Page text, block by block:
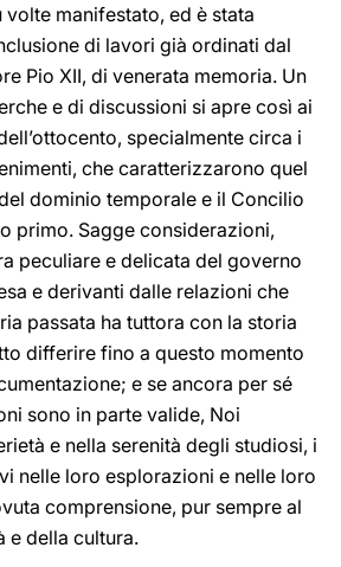
manifestato, ed è stata
di lavori già ordinati dal
Pio XII, di venerata memoria. Un
e di discussioni si apre così ai
specialmente circa i
che caratterizzarono quel
dominio temporale e il Concilio
primo. Sagge considerazioni,
peculiare e delicata del governo
e derivanti dalle relazioni che
passata ha tuttora con la storia
differire fino a questo momento
e se ancora per sé
sono in parte valide, Noi
e nella serenità degli studiosi, i
nelle loro esplorazioni e nelle loro
comprensione, pur sempre al
e della cultura.